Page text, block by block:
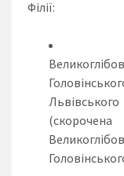
Філії:
(скорочена